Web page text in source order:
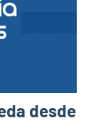
desde